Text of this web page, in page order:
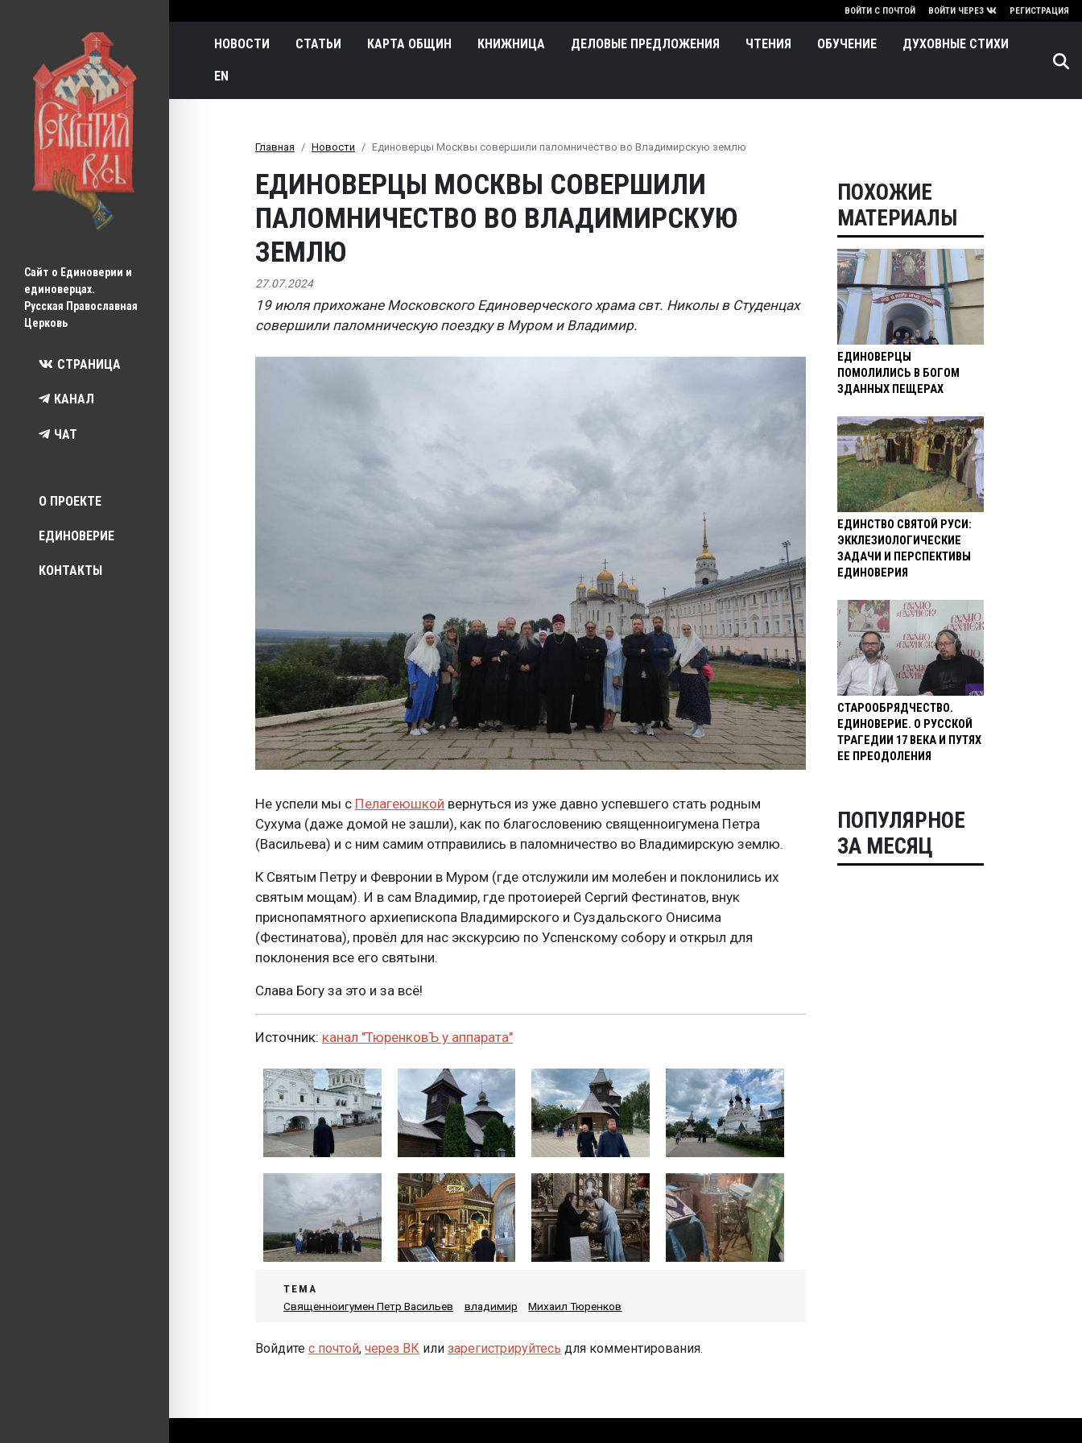
Сайт о Единоверии и
единоверцах.
Русская Православная
Церковь
СТРАНИЦА
КАНАЛ
ЧАТ
Top menu
О ПРОЕКТЕ
ЕДИНОВЕРИЕ
КОНТАКТЫ
ВОЙТИ С ПОЧТОЙ ВОЙТИ ЧЕРЕЗ РЕГИСТРАЦИЯ
Main navigation
НОВОСТИ СТАТЬИ КАРТА ОБЩИН КНИЖНИЦА ДЕЛОВЫЕ ПРЕДЛОЖЕНИЯ ЧТЕНИЯ ОБУЧЕНИЕ ДУХОВНЫЕ СТИХИ
EN
Главная Новости Единоверцы Москвы совершили паломничество во Владимирскую землю
ЕДИНОВЕРЦЫ МОСКВЫ СОВЕРШИЛИ
ПАЛОМНИЧЕСТВО ВО ВЛАДИМИРСКУЮ
ЗЕМЛЮ
27.07.2024
19 июля прихожане Московского Единоверческого храма свт. Николы в Студенцах
совершили паломническую поездку в Муром и Владимир.
Не успели мы с Пелагеюшкой вернуться из уже давно успевшего стать родным
Сухума (даже домой не зашли), как по благословению священноигумена Петра
(Васильева) и с ним самим отправились в паломничество во Владимирскую землю.
К Святым Петру и Февронии в Муром (где отслужили им молебен и поклонились их
святым мощам). И в сам Владимир, где протоиерей Сергий Фестинатов, внук
приснопамятного архиепископа Владимирского и Суздальского Онисима
(Фестинатова), провёл для нас экскурсию по Успенскому собору и открыл для
поклонения все его святыни.
Слава Богу за это и за всё!
Источник: канал "ТюренковЪ у аппарата"
ТЕМА
Священноигумен Петр Васильев
владимир Михаил Тюренков
Войдите с почтой, через ВК или зарегистрируйтесь для комментирования.
ПОХОЖИЕ
МАТЕРИАЛЫ
ЕДИНОВЕРЦЫ
ПОМОЛИЛИСЬ В БОГОМ
ЗДАННЫХ ПЕЩЕРАХ
ЕДИНСТВО СВЯТОЙ РУСИ:
ЭККЛЕЗИОЛОГИЧЕСКИЕ
ЗАДАЧИ И ПЕРСПЕКТИВЫ
ЕДИНОВЕРИЯ
СТАРООБРЯДЧЕСТВО.
ЕДИНОВЕРИЕ. О РУССКОЙ
ТРАГЕДИИ 17 ВЕКА И ПУТЯХ
ЕЕ ПРЕОДОЛЕНИЯ
ПОПУЛЯРНОЕ
ЗА МЕСЯЦ